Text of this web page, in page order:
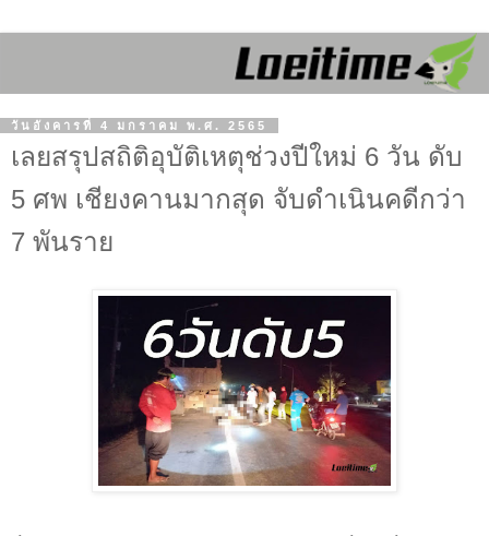
วันอังคารที่ 4 มกราคม พ.ศ. 2565
เลยสรุปสถิติอุบัติเหตุช่วงปีใหม่ 6 วัน ดับ
5 ศพ เชียงคานมากสุด จับดำเนินคดีกว่า
7 พันราย